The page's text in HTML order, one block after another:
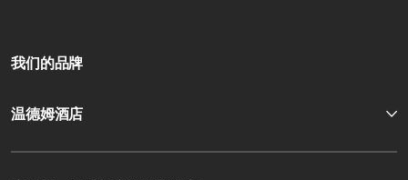
我们的品牌
温德姆酒店